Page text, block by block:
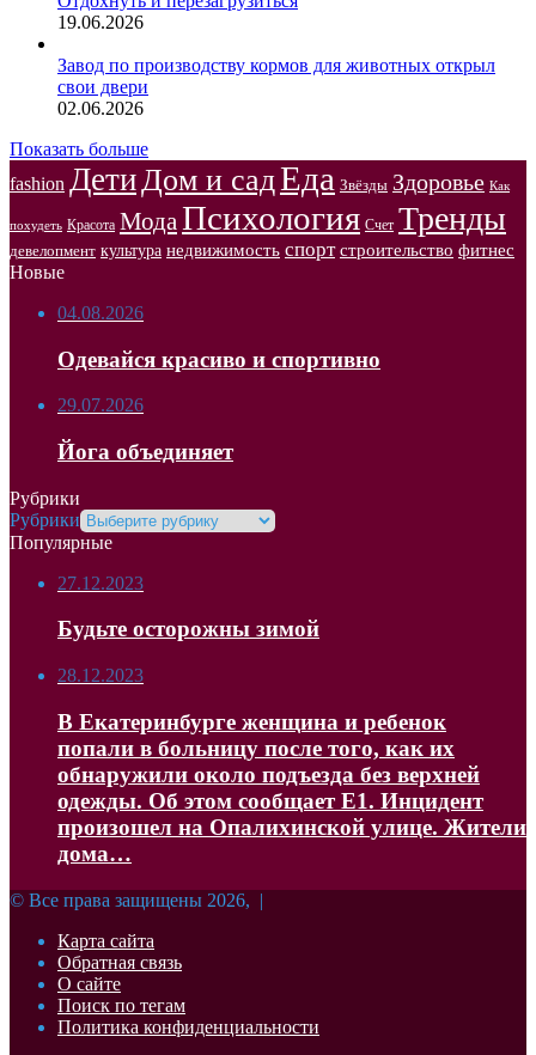
19.06.2026
Завод по производству кормов для животных открыл
свои двери
02.06.2026
Показать больше
fashion ДетиДом и садЕда Звёзды Здоровье Как
похудеть Красота Мода Психология Счет Тренды
девелопмент культура недвижимость спорт строительство фитнес
Новые
04.08.2026
Одевайся красиво и спортивно
29.07.2026
Йога объединяет
Рубрики
Рубрики
Популярные
27.12.2023
Будьте осторожны зимой
28.12.2023
В Екатеринбурге женщина и ребенок
попали в больницу после того, как их
обнаружили около подъезда без верхней
одежды. Об этом сообщает Е1. Инцидент
произошел на Опалихинской улице. Жители
дома…
© Все права защищены 2026, |
Карта сайта
Обратная связь
О сайте
Поиск по тегам
Политика конфиденциальности